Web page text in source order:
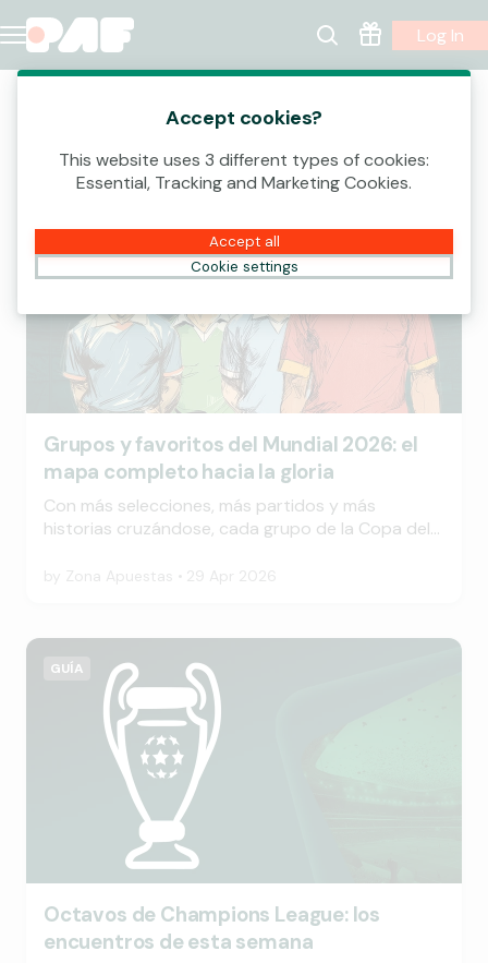
Log In
Grupos y favoritos del Mundial 2026: el
mapa completo hacia la gloria
Con más selecciones, más partidos y más
historias cruzándose, cada grupo de la Copa del
interno donde conviven ilusión, presión y destino.
by Zona Apuestas 29 Apr 2026
GUÍA
Octavos de Champions League: los
encuentros de esta semana
Accept cookies?
This website uses 3 different types of cookies:
Essential, Tracking and Marketing Cookies.
Accept all
Cookie settings